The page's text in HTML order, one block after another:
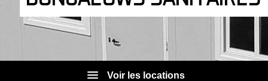
Voir les locations